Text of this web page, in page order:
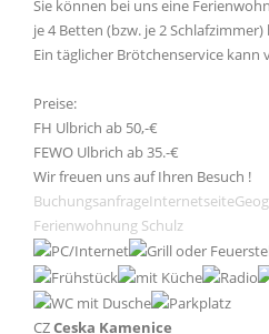
Sie können bei uns eine
je 4 Betten (bzw. je 2
Ein täglicher Brötchenservice kann
Preise:
FH Ulbrich ab 50,-€
FEWO Ulbrich ab 35.-€
Wir freuen uns auf Ihren Besuch !
BuchungsanfrageInternetseite
Ferienwohnung Schulz
CZCeska Kamenice